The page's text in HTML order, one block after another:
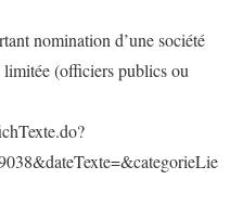
nomination d’une société
limitée (officiers publics ou